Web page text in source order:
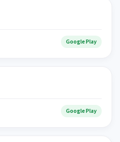
Google Play
Google Play